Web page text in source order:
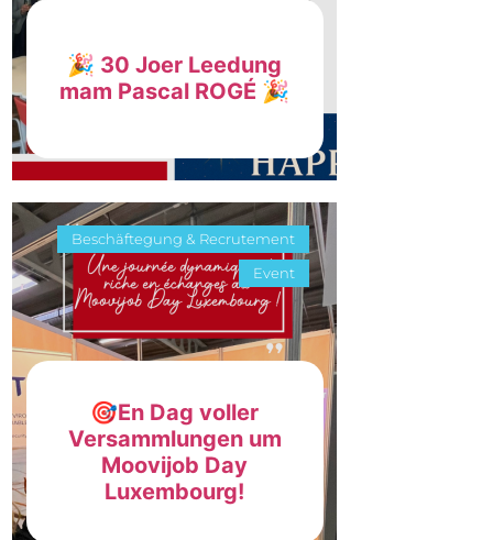
🎉 30 Joer Leedung
mam Pascal ROGÉ 🎉
Beschäftegung & Recrutement
Event
🎯En Dag voller
Versammlungen um
Moovijob Day
Luxembourg!